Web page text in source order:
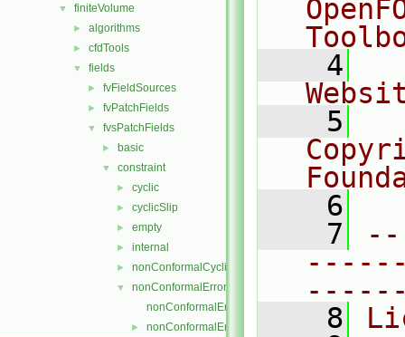
▼ finiteVolume
► algorithms
► cfdTools
▼ fields
► fvFieldSources
► fvPatchFields
▼ fvsPatchFields
► basic
▼ constraint
► cyclic
► cyclicSlip
► empty
► internal
► nonConformalCyclic
▼
nonConformalError
nonConformalErrorFvsPatchField.C
► nonConformalErrorFvsPatchField.H
    4
    5
    6
    7
    8